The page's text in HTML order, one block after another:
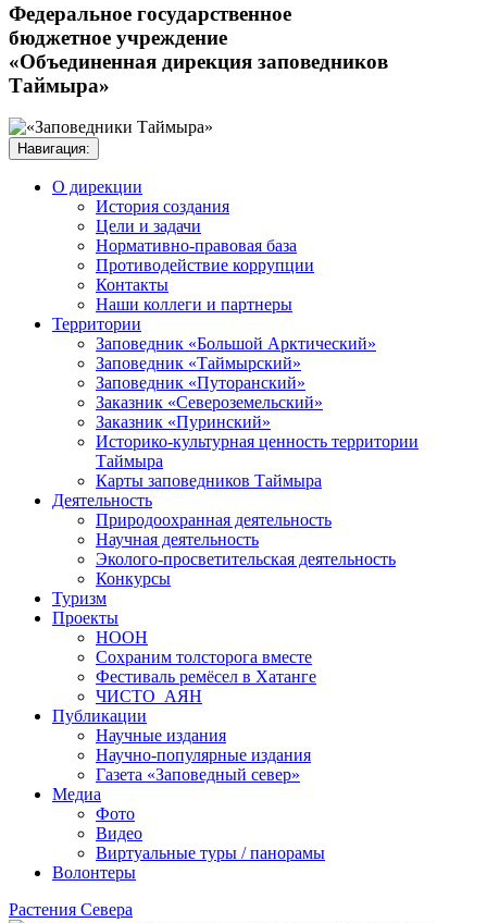
Федеральное государственное
бюджетное учреждение
«Объединенная дирекция заповедников
Таймыра»
Навигация:
О дирекции
История создания
Цели и задачи
Нормативно-правовая база
Противодействие коррупции
Контакты
Наши коллеги и партнеры
Территории
Заповедник «Большой Арктический»
Заповедник «Таймырский»
Заповедник «Путоранский»
Заказник «Североземельский»
Заказник «Пуринский»
Историко-культурная ценность территории
Таймыра
Карты заповедников Таймыра
Деятельность
Природоохранная деятельность
Научная деятельность
Эколого-просветительская деятельность
Конкурсы
Туризм
Проекты
НООН
Сохраним толсторога вместе
Фестиваль ремёсел в Хатанге
ЧИСТО_АЯН
Публикации
Научные издания
Научно-популярные издания
Газета «Заповедный север»
Медиа
Фото
Видео
Виртуальные туры / панорамы
Волонтеры
Растения Севера